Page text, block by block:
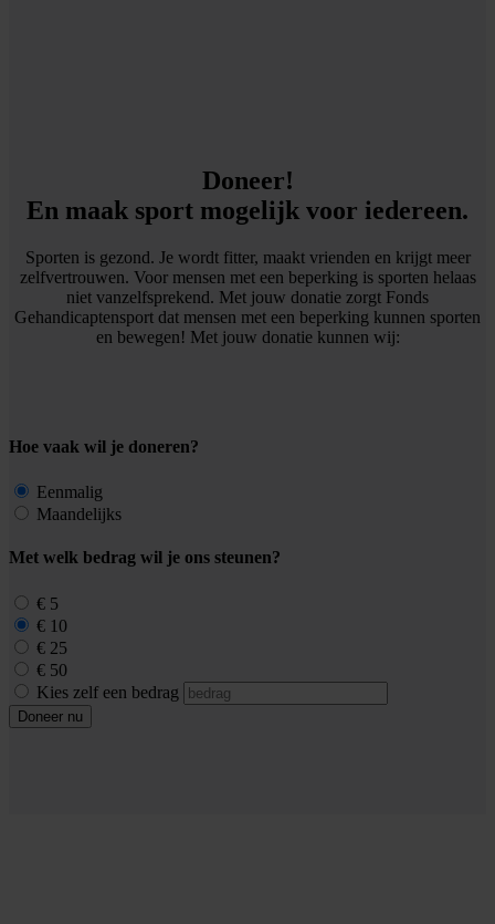
Doneer!
En maak sport mogelijk voor iedereen.
Sporten is gezond. Je wordt fitter, maakt vrienden en krijgt meer
zelfvertrouwen. Voor mensen met een beperking is sporten helaas
niet vanzelfsprekend. Met jouw donatie zorgt Fonds
Gehandicaptensport dat mensen met een beperking kunnen sporten
en bewegen! Met jouw donatie kunnen wij:
Hoe vaak wil je doneren?
Eenmalig
Maandelijks
Met welk bedrag wil je ons steunen?
€ 5
€ 10
€ 25
€ 50
Kies zelf een bedrag
Doneer nu